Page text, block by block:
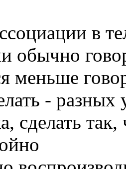
в
обычно
меньше
-
сделать